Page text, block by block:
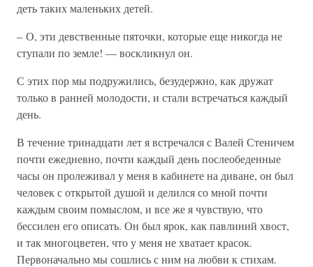
деть таких маленьких детей.
– О, эти девственные пяточки, которые еще никогда не
ступали по земле! — воскликнул он.
С этих пор мы подружились, безудержно, как дружат
только в ранней молодости, и стали встречаться каждый
день.
В течение тринадцати лет я встречался с Валей Стеничем
почти ежедневно, почти каждый день послеобеденные
часы он пролеживал у меня в кабинете на диване, он был
человек с открытой душой и делился со мной почти
каждым своим помыслом, и все же я чувствую, что
бессилен его описать. Он был ярок, как павлиний хвост,
и так многоцветен, что у меня не хватает красок.
Первоначально мы сошлись с ним на любви к стихам.